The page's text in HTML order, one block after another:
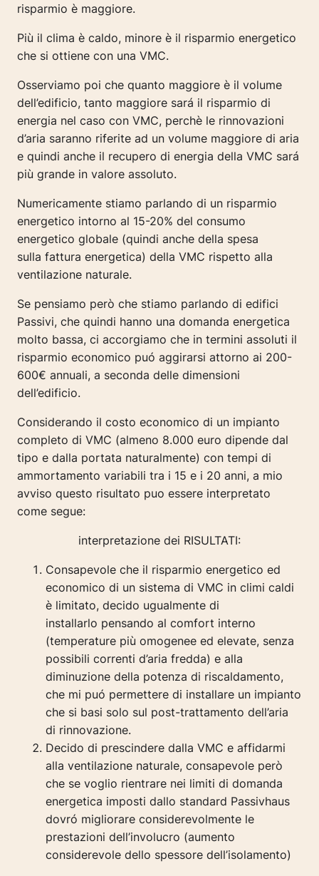
risparmio è maggiore.
Più il clima è caldo, minore è il risparmio energetico
che si ottiene con una VMC.
Osserviamo poi che quanto maggiore è il volume
dell’edificio, tanto maggiore sará il risparmio di
energia nel caso con VMC, perchè le rinnovazioni
d’aria saranno riferite ad un volume maggiore di aria
e quindi anche il recupero di energia della VMC sará
più grande in valore assoluto.
Numericamente stiamo parlando di un risparmio
energetico intorno al 15-20% del consumo
energetico globale (quindi anche della spesa
sulla fattura energetica) della VMC rispetto alla
ventilazione naturale.
Se pensiamo però che stiamo parlando di edifici
Passivi, che quindi hanno una domanda energetica
molto bassa, ci accorgiamo che in termini assoluti il
risparmio economico puó aggirarsi attorno ai 200-
600€ annuali, a seconda delle dimensioni
dell’edificio.
Considerando il costo economico di un impianto
completo di VMC (almeno 8.000 euro dipende dal
tipo e dalla portata naturalmente) con tempi di
ammortamento variabili tra i 15 e i 20 anni, a mio
avviso questo risultato puo essere interpretato
come segue:
interpretazione dei RISULTATI:
Consapevole che il risparmio energetico ed
economico di un sistema di VMC in climi caldi
è limitato, decido ugualmente di
installarlo pensando al comfort interno
(temperature più omogenee ed elevate, senza
possibili correnti d’aria fredda) e alla
diminuzione della potenza di riscaldamento,
che mi puó permettere di installare un impianto
che si basi solo sul post-trattamento dell’aria
di rinnovazione.
Decido di prescindere dalla VMC e affidarmi
alla ventilazione naturale, consapevole però
che se voglio rientrare nei limiti di domanda
energetica imposti dallo standard Passivhaus
dovró migliorare considerevolmente le
prestazioni dell’involucro (aumento
considerevole dello spessore dell’isolamento)